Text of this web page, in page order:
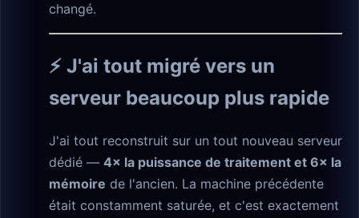
changé.
⚡ J'ai tout migré vers un
serveur beaucoup plus rapide
J'ai tout reconstruit sur un tout nouveau serveur
dédié — 4× la puissance de traitement et 6× la
mémoire de l'ancien. La machine précédente
était constamment saturée, et c'est exactement